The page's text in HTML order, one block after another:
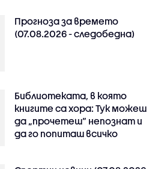
Прогноза за времето
(07.08.2026 - следобедна)
Библиотеката, в която
книгите са хора: Тук можеш
да „прочетеш“ непознат и
да го попиташ всичко